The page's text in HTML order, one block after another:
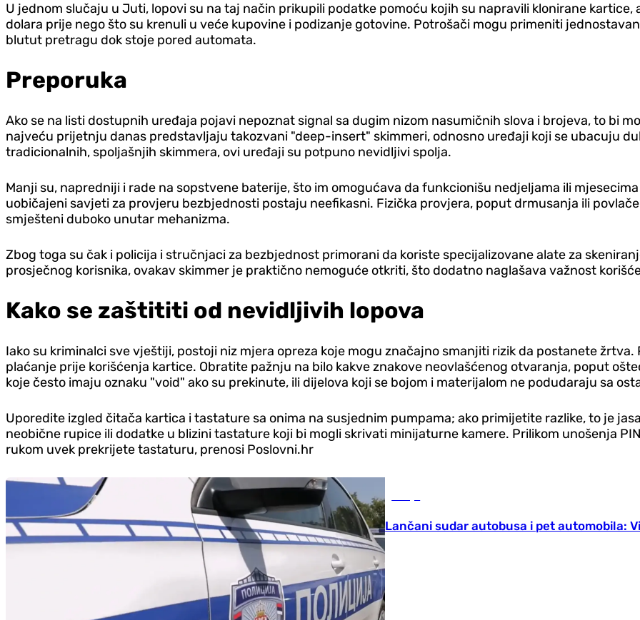
U jednom slučaju u Juti, lopovi su na taj način prikupili podatke pomoću kojih su napravili klonirane
dolara prije nego što su krenuli u veće kupovine i podizanje gotovine. Potrošači mogu primeniti
blutut pretragu dok stoje pored automata.
Preporuka
Ako se na listi dostupnih uređaja pojavi nepoznat signal sa dugim nizom nasumičnih slova i brojeva, to bi
najveću prijetnju danas predstavljaju takozvani "deep-insert" skimmeri, odnosno uređaji koji se ubacuju
tradicionalnih, spoljašnjih skimmera, ovi uređaji su potpuno nevidljivi spolja.
Manji su, napredniji i rade na sopstvene baterije, što im omogućava da funkcionišu nedjeljama ili
uobičajeni savjeti za provjeru bezbjednosti postaju neefikasni. Fizička provjera, poput drmusanja ili
smješteni duboko unutar mehanizma.
Zbog toga su čak i policija i stručnjaci za bezbjednost primorani da koriste specijalizovane alate za
prosječnog korisnika, ovakav skimmer je praktično nemoguće otkriti, što dodatno naglašava važnost
Kako se zaštititi od nevidljivih lopova
Iako su kriminalci sve vještiji, postoji niz mjera opreza koje mogu značajno smanjiti rizik da postanete
plaćanje prije korišćenja kartice. Obratite pažnju na bilo kakve znakove neovlašćenog otvaranja, poput
koje često imaju oznaku "void" ako su prekinute, ili dijelova koji se bojom i materijalom ne podudaraju sa
Uporedite izgled čitača kartica i tastature sa onima na susjednim pumpama; ako primijetite razlike, to je
neobične rupice ili dodatke u blizini tastature koji bi mogli skrivati minijaturne kamere. Prilikom unošenja
rukom uvek prekrijete tastaturu, prenosi Poslovni.hr
Lančani sudar autobusa i pet automobila: